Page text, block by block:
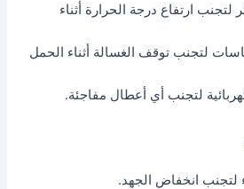
ارتفاع درجة الحرارة أثناء
لتجنب توقف الغسالة أثناء الحمل
لتجنب أي أعطال مفاجئة.
لتجنب انخفاض الجهد.